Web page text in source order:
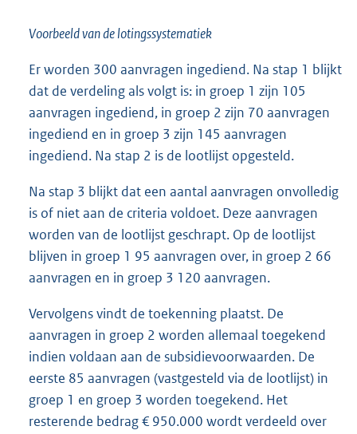
Voorbeeld van de lotingssystematiek
Er worden 300 aanvragen ingediend. Na stap 1 blijkt
dat de verdeling als volgt is: in groep 1 zijn 105
aanvragen ingediend, in groep 2 zijn 70 aanvragen
ingediend en in groep 3 zijn 145 aanvragen
ingediend. Na stap 2 is de lootlijst opgesteld.
Na stap 3 blijkt dat een aantal aanvragen onvolledig
is of niet aan de criteria voldoet. Deze aanvragen
worden van de lootlijst geschrapt. Op de lootlijst
blijven in groep 1 95 aanvragen over, in groep 2 66
aanvragen en in groep 3 120 aanvragen.
Vervolgens vindt de toekenning plaatst. De
aanvragen in groep 2 worden allemaal toegekend
indien voldaan aan de subsidievoorwaarden. De
eerste 85 aanvragen (vastgesteld via de lootlijst) in
groep 1 en groep 3 worden toegekend. Het
resterende bedrag € 950.000 wordt verdeeld over